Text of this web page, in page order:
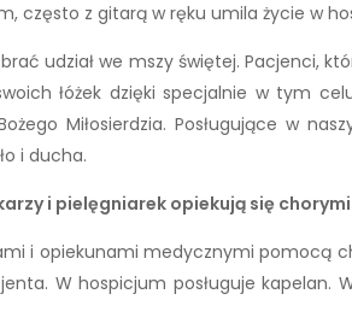
często z gitarą w ręku umila życie w
udział we mszy świętej. Pacjenci,
łóżek dzięki specjalnie w tym
Miłosierdzia. Posługujące w
i ducha.
i pielęgniarek opiekują się
i opiekunami medycznymi pomocą
W hospicjum posługuje kapelan.